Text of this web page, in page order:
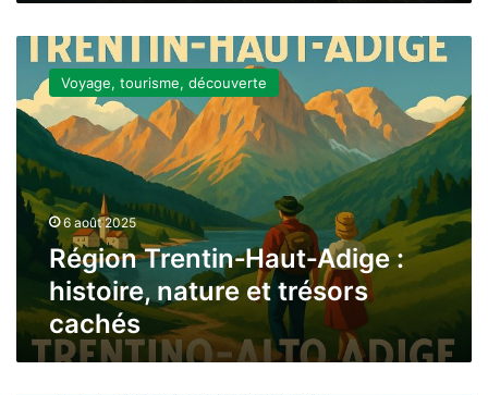
Région
Trentin‑Haut‑Adige
histoire,
nature
et
trésors
cachés
Voyage, tourisme, découverte
6 août 2025
Région Trentin‑Haut‑Adige :
histoire, nature et trésors
cachés